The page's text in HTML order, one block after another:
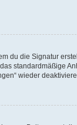
du die Signatur
standardmäßige
wieder